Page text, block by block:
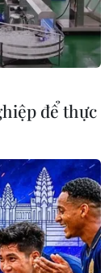
đến trao
Vietnam+)
để thực